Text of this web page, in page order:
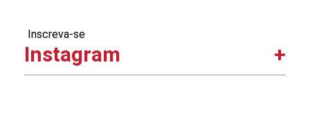
Inscreva-se
Instagram